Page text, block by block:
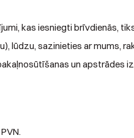
kas iesniegti brīvdienās,
lūdzu, sazinieties ar mums,
un apstrādes